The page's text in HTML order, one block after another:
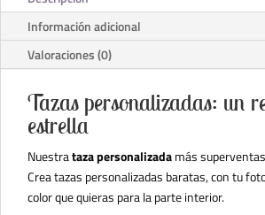
Información adicional
Valoraciones (0)
Tazas personalizadas: un
estrella
Nuestrataza personalizadamás
Crea tazas personalizadas baratas, con tu
color que quieras para la parte interior.